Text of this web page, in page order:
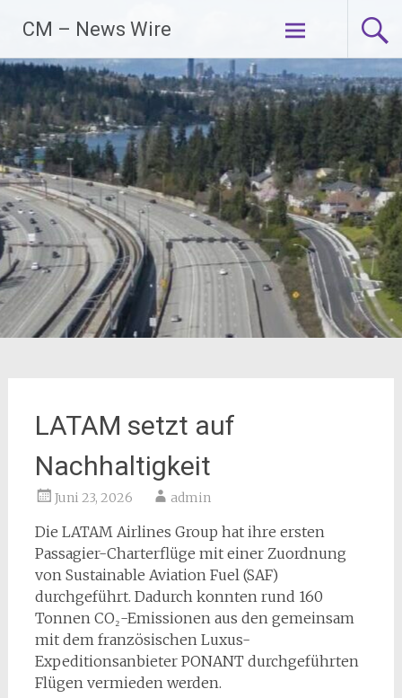
Inhalt
springen
CM – News Wire
LATAM setzt auf
Nachhaltigkeit
Juni 23, 2026 admin
Die LATAM Airlines Group hat ihre ersten
Passagier-Charterflüge mit einer Zuordnung
von Sustainable Aviation Fuel (SAF)
durchgeführt. Dadurch konnten rund 160
Tonnen CO₂-Emissionen aus den gemeinsam
mit dem französischen Luxus-
Expeditionsanbieter PONANT durchgeführten
Flügen vermieden werden.